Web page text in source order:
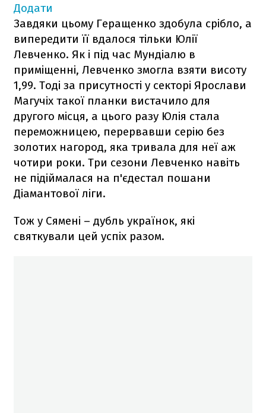
Додати
Завдяки цьому Геращенко здобула срібло, а
випередити її вдалося тільки Юлії
Левченко. Як і під час Мундіалю в
приміщенні, Левченко змогла взяти висоту
1,99. Тоді за присутності у секторі Ярослави
Магучіх такої планки вистачило для
другого місця, а цього разу Юлія стала
переможницею, перервавши серію без
золотих нагород, яка тривала для неї аж
чотири роки. Три сезони Левченко навіть
не підіймалася на п'єдестал пошани
Діамантової ліги.
Тож у Сямені – дубль українок, які
святкували цей успіх разом.